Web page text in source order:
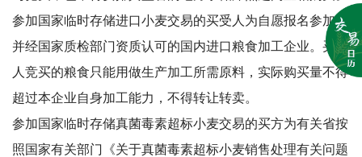
参加国家临时存储进口小麦交易的买受人为自愿报名参加，
并经国家质检部门资质认可的国内进口粮食加工企业。买受
人竞买的粮食只能用做生产加工所需原料，实际购买量不得
超过本企业自身加工能力，不得转让转卖。
参加国家临时存储真菌毒素超标小麦交易的买方为有关省按
照国家有关部门《关于真菌毒素超标小麦销售处理有关问题